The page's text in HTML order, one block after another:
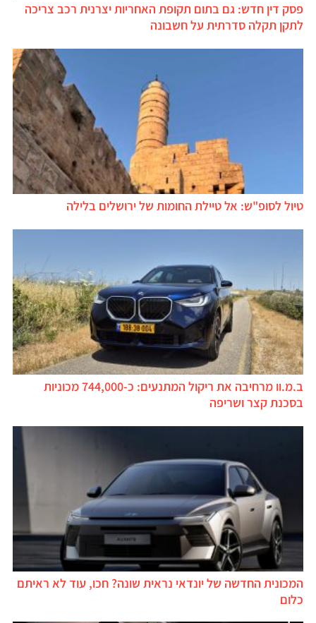
פסק דין חדש: גם בתום תקופת האחריות יצרנית רכב צריכה
לתקן תקלה סדרתית על חשבונה
טיול לסופ"ש: אל טיילת החומות של ירושלים בלילה
ב.מ.וו מרחיבה את ריקול המתנעים: כ-744,000 מכוניות
בסכנת קצר ושריפה
המכונית החדשה של יונדאי נראית שונה? חכו, עוד לא ראיתם
כלום